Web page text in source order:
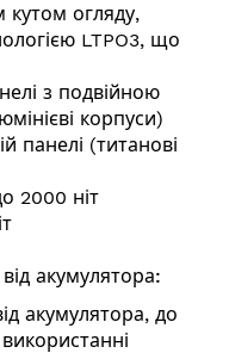
огляду,
LTPO3, що
з подвійною
корпуси)
панелі (титанові
2000 ніт
акумулятора:
акумулятора, до